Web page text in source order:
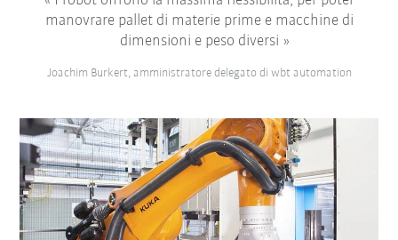
manovrare pallet di materie prime e macchine di
dimensioni e peso diversi
Joachim Burkert, amministratore delegato di wbt automation